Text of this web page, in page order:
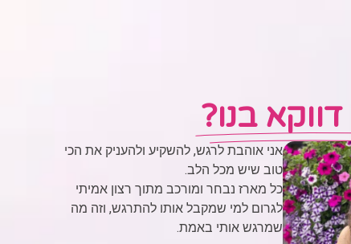
בנו?
אני אוהבת לרגש, להשקיע ולהעניק את הכי
טוב שיש מכל הלב.
כל מארז נבחר ומורכב מתוך רצון אמיתי
לגרום למי שמקבל אותו להתרגש, וזה מה
שמרגש אותי באמת.